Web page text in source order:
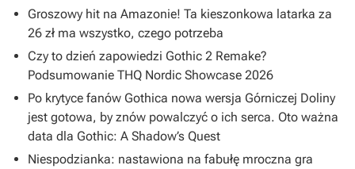
Groszowy hit na Amazonie! Ta kieszonkowa latarka za
26 zł ma wszystko, czego potrzeba
Czy to dzień zapowiedzi Gothic 2 Remake?
Podsumowanie THQ Nordic Showcase 2026
Po krytyce fanów Gothica nowa wersja Górniczej Doliny
jest gotowa, by znów powalczyć o ich serca. Oto ważna
data dla Gothic: A Shadow’s Quest
Niespodzianka: nastawiona na fabułę mroczna gra